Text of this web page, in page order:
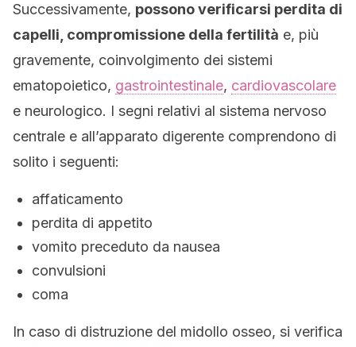
Successivamente, possono verificarsi perdita di
capelli, compromissione della fertilità e, più
gravemente, coinvolgimento dei sistemi
ematopoietico, gastrointestinale, cardiovascolare
e neurologico. I segni relativi al sistema nervoso
centrale e all’apparato digerente comprendono di
solito i seguenti:
affaticamento
perdita di appetito
vomito preceduto da nausea
convulsioni
coma
In caso di distruzione del midollo osseo, si verifica